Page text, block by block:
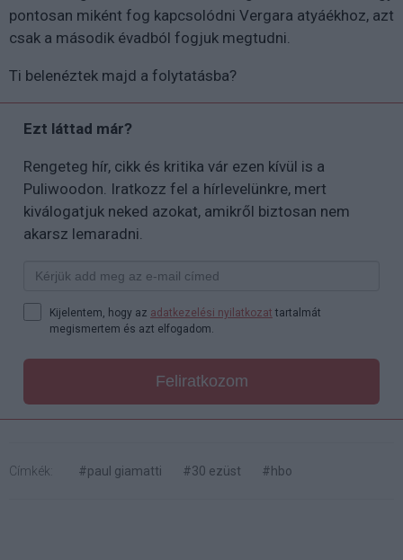
pontosan miként fog kapcsolódni Vergara atyáékhoz, azt
csak a második évadból fogjuk megtudni.
Ti belenéztek majd a folytatásba?
Ezt láttad már?
Rengeteg hír, cikk és kritika vár ezen kívül is a
Puliwoodon. Iratkozz fel a hírlevelünkre, mert
kiválogatjuk neked azokat, amikről biztosan nem
akarsz lemaradni.
Kijelentem, hogy az adatkezelési nyilatkozat tartalmát
megismertem és azt elfogadom.
Feliratkozom
Címkék: #paul giamatti #30 ezüst #hbo